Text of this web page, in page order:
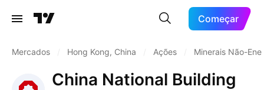
Começar
Mercados Hong Kong, China Ações Minerais Não-
China National Building